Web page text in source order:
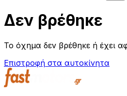
Δεν βρέθηκε
Το όχημα δεν βρέθηκε ή έχει
Επιστροφή στα αυτοκίνητα